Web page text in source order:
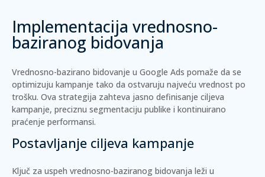
Implementacija vrednosno-
baziranog bidovanja
Vrednosno-bazirano bidovanje u Google Ads pomaže da se
optimizuju kampanje tako da ostvaruju najveću vrednost po
trošku. Ova strategija zahteva jasno definisanje ciljeva
kampanje, preciznu segmentaciju publike i kontinuirano
praćenje performansi.
Postavljanje ciljeva kampanje
Ključ za uspeh vrednosno-baziranog bidovanja leži u